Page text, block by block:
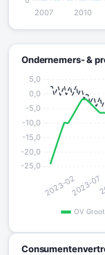
Ondernemers- &